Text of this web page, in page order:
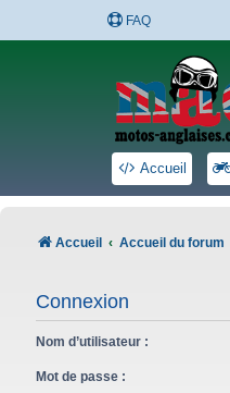
FAQ
Accueil
Accueil Accueil du forum
Connexion
Nom d’utilisateur :
Mot de passe :